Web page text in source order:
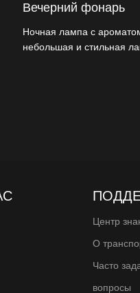
Вечерний фонарь
Ночная лампа с
небольшая и стильная
Центр
О
Часто
вопросы